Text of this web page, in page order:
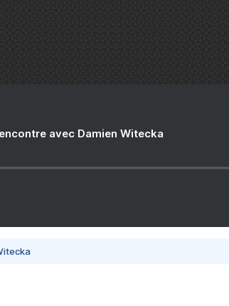
avec Damien Witecka